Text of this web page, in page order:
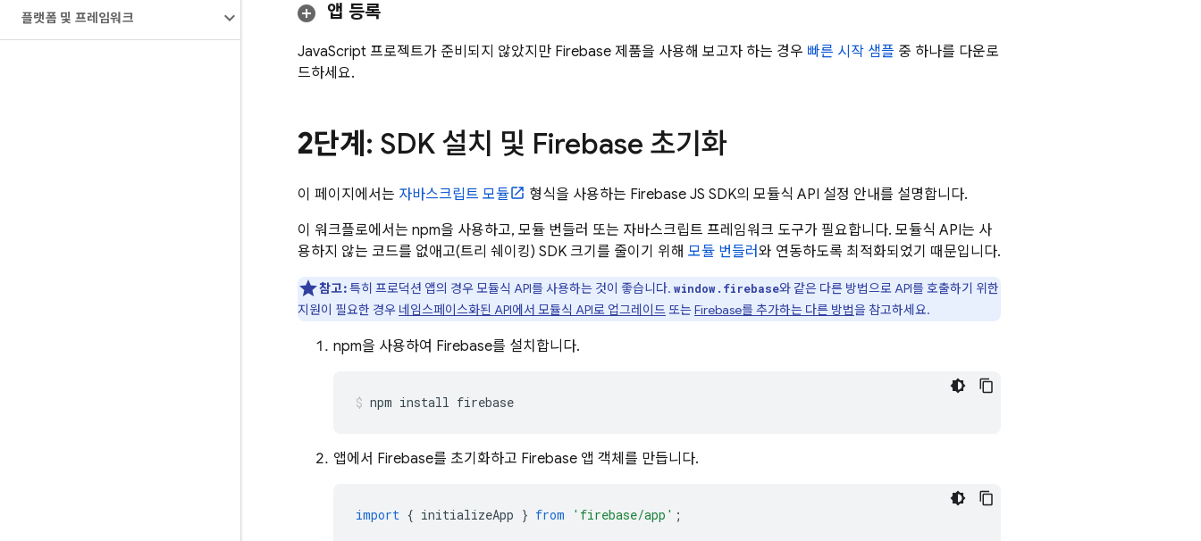
플랫폼 및 프레임워크 앱 등록
JavaScript 프로젝트가 준비되지 않았지만 Firebase 제품을 사용해 보고자 하는 경우 빠른 시작 샘플 중 하나를 다운로
드하세요.
2단계 : SDK 설치 및 Firebase 초기화
이 페이지에서는 자바스크립트 모듈
형식을 사용하는 Firebase JS SDK의 모듈식 API 설정 안내를 설명합니다.
이 워크플로에서는 npm을 사용하고, 모듈 번들러 또는 자바스크립트 프레임워크 도구가 필요합니다. 모듈식 API는 사
용하지 않는 코드를 없애고(트리 쉐이킹) SDK 크기를 줄이기 위해 모듈 번들러 와 연동하도록 최적화되었기 때문입니다.
참고:특히 프로덕션 앱의 경우 모듈식 API를 사용하는 것이 좋습니다. window.firebase와 같은 다른 방법으로 API를 호출하기 위한
지원이 필요한 경우 네임스페이스화된 API에서 모듈식 API로 업그레이드 또는Firebase를 추가하는 다른 방법을 참고하세요.
npm을 사용하여 Firebase를 설치합니다.
npm install firebase
앱에서 Firebase를 초기화하고 Firebase 앱 객체를 만듭니다.
import { initializeApp } from 'firebase/app' ;